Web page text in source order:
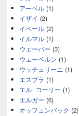
アーベル (1)
イザイ (2)
イベール (2)
イルマル (1)
ウェーバー (3)
ウェーベルン (1)
ウッチェリーニ (1)
エスプラ (1)
エル=コーリー (1)
エルガー (6)
オッフェンバック (2)